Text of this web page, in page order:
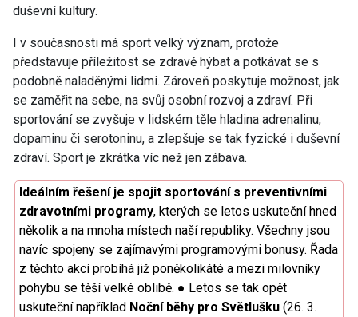
duševní kultury.
I v současnosti má sport velký význam, protože
představuje příležitost se zdravě hýbat a potkávat se s
podobně naladěnými lidmi. Zároveň poskytuje možnost, jak
se zaměřit na sebe, na svůj osobní rozvoj a zdraví. Při
sportování se zvyšuje v lidském těle hladina adrenalinu,
dopaminu či serotoninu, a zlepšuje se tak fyzické i duševní
zdraví. Sport je zkrátka víc než jen zábava.
Ideálním řešení je spojit sportování s preventivními
zdravotními programy, kterých se letos uskuteční hned
několik a na mnoha místech naší republiky. Všechny jsou
navíc spojeny se zajímavými programovými bonusy. Řada
z těchto akcí probíhá již poněkolikáté a mezi milovníky
pohybu se těší velké oblibě. ● Letos se tak opět
uskuteční například Noční běhy pro Světlušku (26. 3.